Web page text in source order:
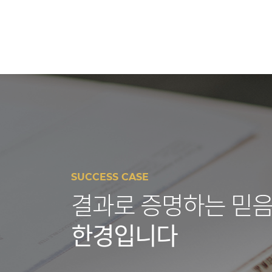
SUCCESS CASE
결과로 증명하는 믿
한경입니다